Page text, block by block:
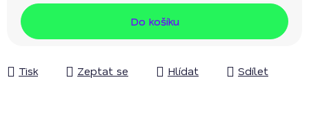
Měrná cena:
Do košíku
Tisk Zeptat se Hlídat Sdílet